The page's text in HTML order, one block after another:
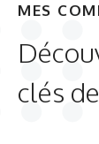
MES
clés